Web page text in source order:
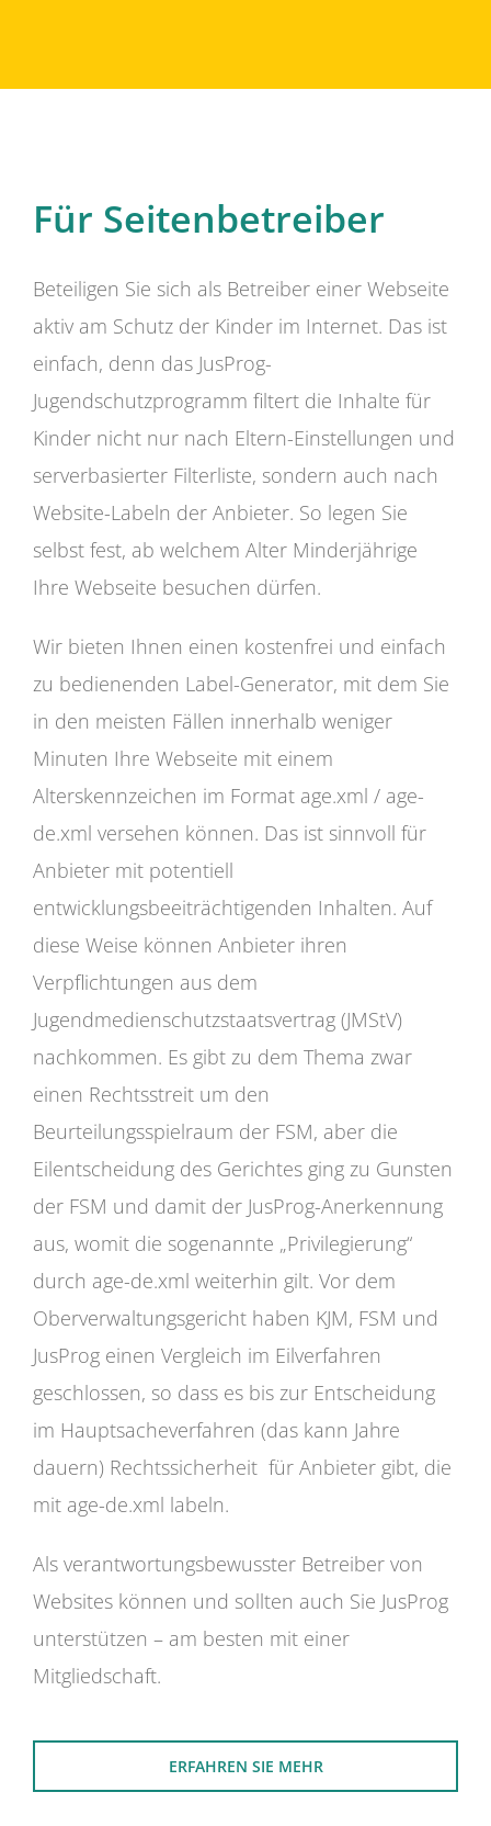
Für Seitenbetreiber
Beteiligen Sie sich als Betreiber einer Webseite
aktiv am Schutz der Kinder im Internet. Das ist
einfach, denn das JusProg-
Jugendschutzprogramm filtert die Inhalte für
Kinder nicht nur nach Eltern-Einstellungen und
serverbasierter Filterliste, sondern auch nach
Website-Labeln der Anbieter. So legen Sie
selbst fest, ab welchem Alter Minderjährige
Ihre Webseite besuchen dürfen.
Wir bieten Ihnen einen kostenfrei und einfach
zu bedienenden Label-Generator, mit dem Sie
in den meisten Fällen innerhalb weniger
Minuten Ihre Webseite mit einem
Alterskennzeichen im Format age.xml / age-
de.xml versehen können. Das ist sinnvoll für
Anbieter mit potentiell
entwicklungsbeeiträchtigenden Inhalten. Auf
diese Weise können Anbieter ihren
Verpflichtungen aus dem
Jugendmedienschutzstaatsvertrag (JMStV)
nachkommen. Es gibt zu dem Thema zwar
einen Rechtsstreit um den
Beurteilungsspielraum der FSM, aber die
Eilentscheidung des Gerichtes ging zu Gunsten
der FSM und damit der JusProg-Anerkennung
aus, womit die sogenannte „Privilegierung“
durch age-de.xml weiterhin gilt. Vor dem
Oberverwaltungsgericht haben KJM, FSM und
JusProg einen Vergleich im Eilverfahren
geschlossen, so dass es bis zur Entscheidung
im Hauptsacheverfahren (das kann Jahre
dauern) Rechtssicherheit für Anbieter gibt, die
mit age-de.xml labeln.
Als verantwortungsbewusster Betreiber von
Websites können und sollten auch Sie JusProg
unterstützen – am besten mit einer
Mitgliedschaft.
ERFAHREN SIE MEHR